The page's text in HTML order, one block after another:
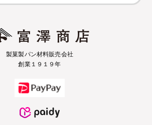
製菓製パン材料販売会社
創業１９１９年